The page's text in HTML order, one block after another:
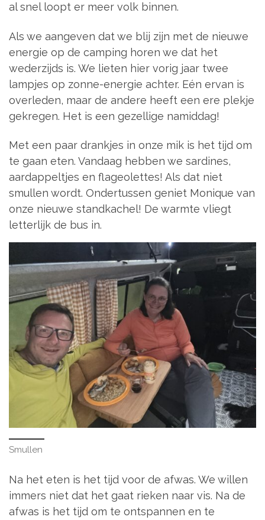
al snel loopt er meer volk binnen.
Als we aangeven dat we blij zijn met de nieuwe
energie op de camping horen we dat het
wederzijds is. We lieten hier vorig jaar twee
lampjes op zonne-energie achter. Eén ervan is
overleden, maar de andere heeft een ere plekje
gekregen. Het is een gezellige namiddag!
Met een paar drankjes in onze mik is het tijd om
te gaan eten. Vandaag hebben we sardines,
aardappeltjes en flageolettes! Als dat niet
smullen wordt. Ondertussen geniet Monique van
onze nieuwe standkachel! De warmte vliegt
letterlijk de bus in.
Smullen
Na het eten is het tijd voor de afwas. We willen
immers niet dat het gaat rieken naar vis. Na de
afwas is het tijd om te ontspannen en te